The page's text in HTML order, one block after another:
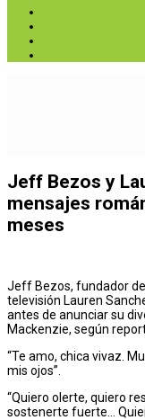
Jeff Bezos y
mensajes
meses
Jeff Bezos, fundador
televisión Lauren
antes de anunciar su
Mackenzie, según
“Te amo, chica vivaz.
mis ojos”.
“Quiero olerte, quiero
sostenerte fuerte…